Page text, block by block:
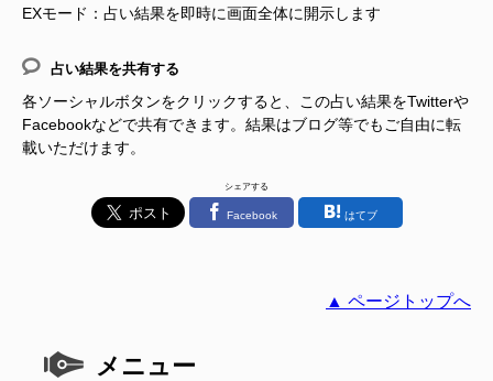
EXモード：占い結果を即時に画面全体に開示します
占い結果を共有する
各ソーシャルボタンをクリックすると、この占い結果をTwitterや
Facebookなどで共有できます。結果はブログ等でもご自由に転
載いただけます。
シェアする
Facebook はてブ
▲ ページトップへ
メニュー